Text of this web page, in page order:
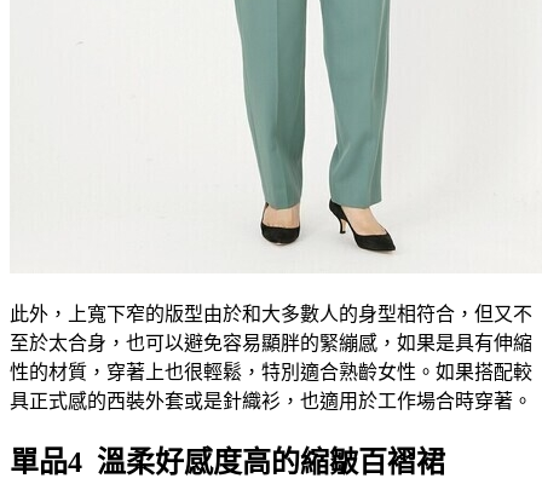
此外，上寬下窄的版型由於和大多數人的身型相符合，但又不
至於太合身，也可以避免容易顯胖的緊繃感，如果是具有伸縮
性的材質，穿著上也很輕鬆，特別適合熟齡女性。如果搭配較
具正式感的西裝外套或是針織衫，也適用於工作場合時穿著。
單品4 溫柔好感度高的縮皺百褶裙